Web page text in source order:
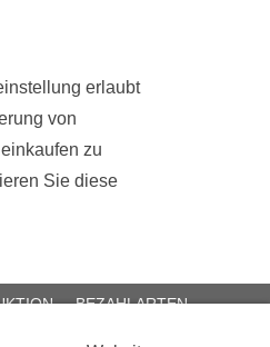
erlaubt
von
zu
Sie diese
BEZAHLARTEN